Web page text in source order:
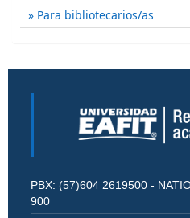
Para bibliotecarios/as
PBX: (57)604 2619500 -
900